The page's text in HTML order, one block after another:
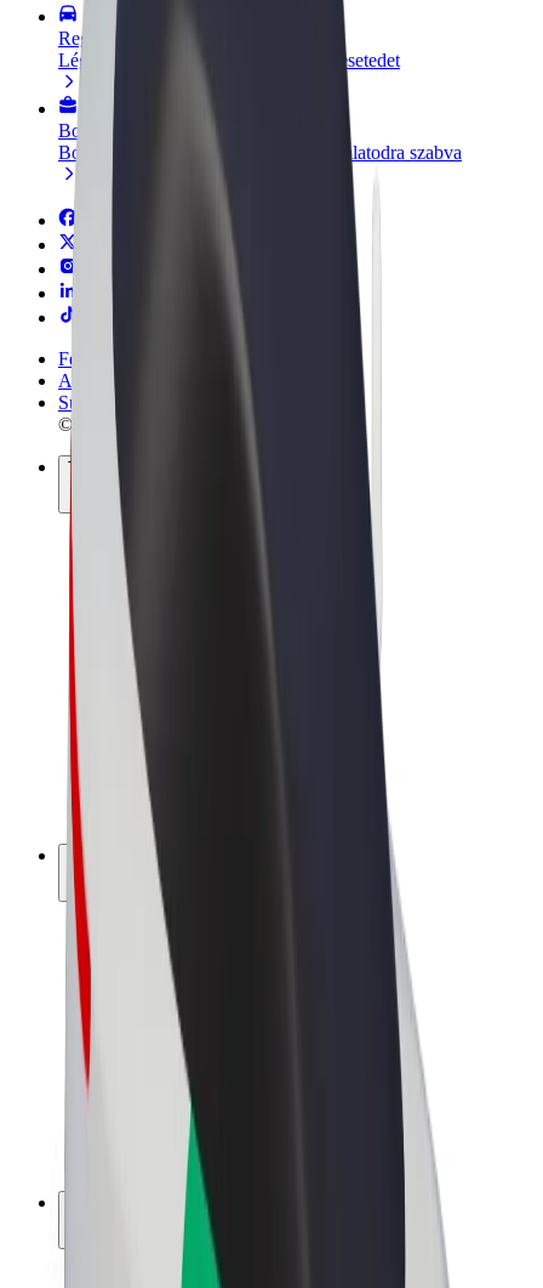
Regisztrálj flottatulajdonosként
Légy Bolt flottapartner és növeld keresetedet
Bolt for Business
Bolt termékek és szolgáltatások a vállalatodra szabva
Felhasználási feltételek
Adatvédelem
Sütik
© 2026 Bolt Technology OÜ
Termékek
Utazás
Rollerek
Bolt Market
Bolt Food
Bolt Drive
Bolt cégeknek
E-kerékpárok
Bolt Plus
Keress a Bolttal
Sofőrök
Sofőr kereset
Futár kereset
Bolt Food kereskedők
Franchise-ok